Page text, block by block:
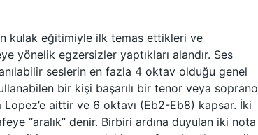
kulak eğitimiyle ilk temas ettikleri ve
yönelik egzersizler yaptıkları alandır. Ses
seslerin en fazla 4 oktav olduğu genel
bir kişi başarılı bir tenor veya soprano
aittir ve 6 oktavı (Eb2-Eb8) kapsar. İki
“aralık” denir. Birbiri ardına duyulan iki nota